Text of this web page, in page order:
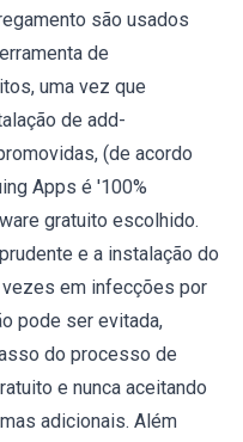
são usados
de
uma vez que
de add-
(de acordo
Apps é '100%
gratuito escolhido.
e a instalação do
em infecções por
pode ser evitada,
do processo de
e nunca aceitando
adicionais. Além